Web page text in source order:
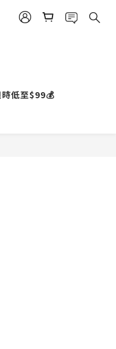
低至$99💰